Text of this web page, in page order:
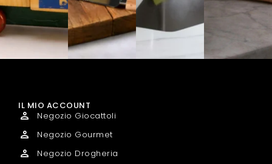
IL MIO ACCOUNT
Negozio Giocattoli
Negozio Gourmet
Negozio Drogheria